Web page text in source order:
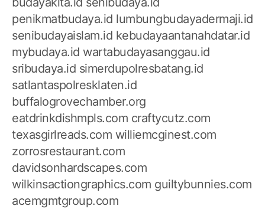
penikmatbudaya.id lumbungbudayadermaji.id
senibudayaislam.id kebudayaantanahdatar.id
mybudaya.id wartabudayasanggau.id
sribudaya.id simerdupolresbatang.id
satlantaspolresklaten.id
buffalogrovechamber.org
eatdrinkdishmpls.com craftycutz.com
texasgirlreads.com williemcginest.com
zorrosrestaurant.com
davidsonhardscapes.com
wilkinsactiongraphics.com guiltybunnies.com
acemgmtgroup.com